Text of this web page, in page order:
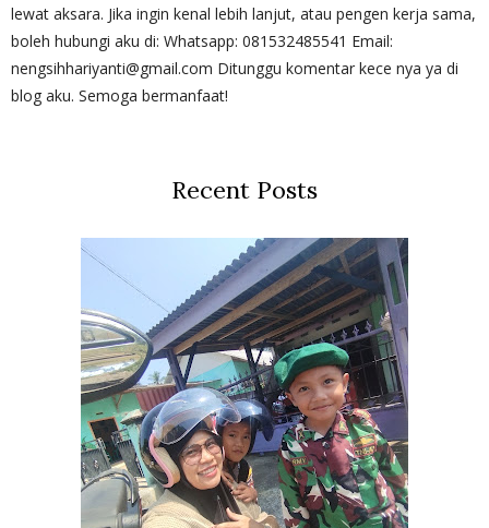
lewat aksara. Jika ingin kenal lebih lanjut, atau pengen kerja sama,
boleh hubungi aku di: Whatsapp: 081532485541 Email:
nengsihhariyanti@gmail.com Ditunggu komentar kece nya ya di
blog aku. Semoga bermanfaat!
Recent Posts